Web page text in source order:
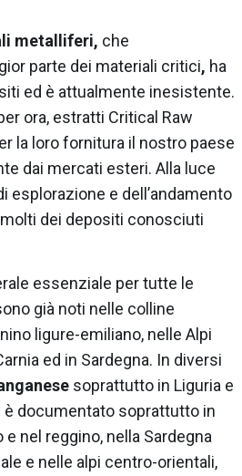
metalliferi, che
parte dei materiali critici, ha
ed è attualmente inesistente.
ora, estratti Critical Raw
la loro fornitura il nostro paese
dai mercati esteri. Alla luce
esplorazione e dell’andamento
dei depositi conosciuti
essenziale per tutte le
già noti nelle colline
ligure-emiliano, nelle Alpi
ed in Sardegna. In diversi
soprattutto in Liguria e
è documentato soprattutto in
nel reggino, nella Sardegna
e nelle alpi centro-orientali,